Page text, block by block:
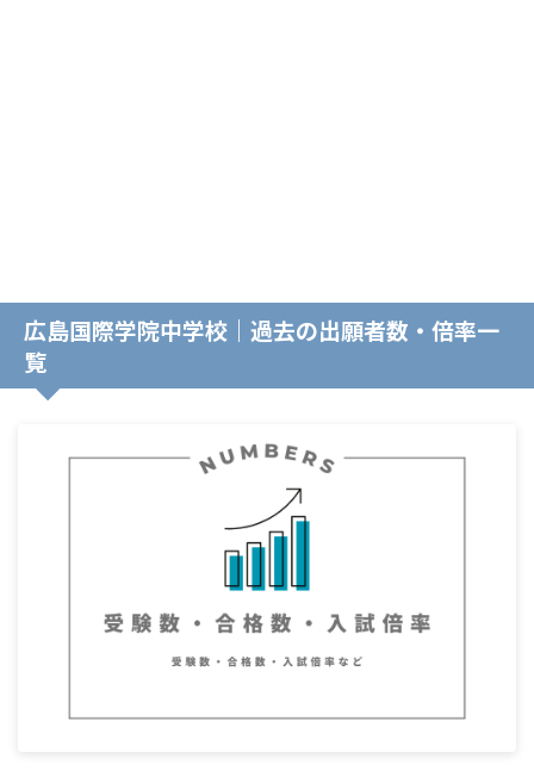
広島国際学院中学校｜過去の出願者数・倍率一
覧